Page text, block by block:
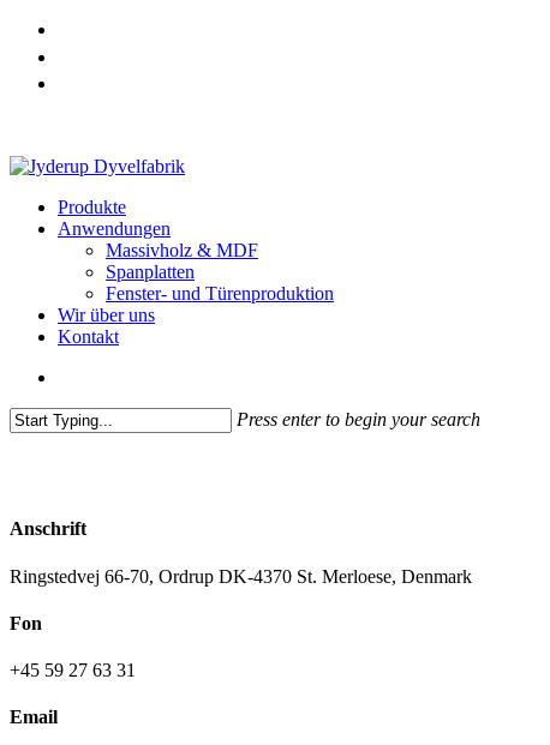
Skip
content
search
Menu
Produkte
Anwendungen
Massivholz & MDF
Spanplatten
Fenster- und Türenproduktion
Wir über uns
Kontakt
Press enter to begin your search
Anschrift
Ringstedvej 66-70, Ordrup DK-4370 St. Merloese, Denmark
Fon
+45 59 27 63 31
Email